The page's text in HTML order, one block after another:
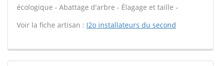
écologique - Abattage d'arbre - Élagage et taille -
Voir la fiche artisan : I2o installateurs du second